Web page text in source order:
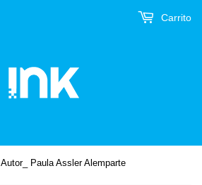
Carrito
Autor_ Paula Assler Alemparte